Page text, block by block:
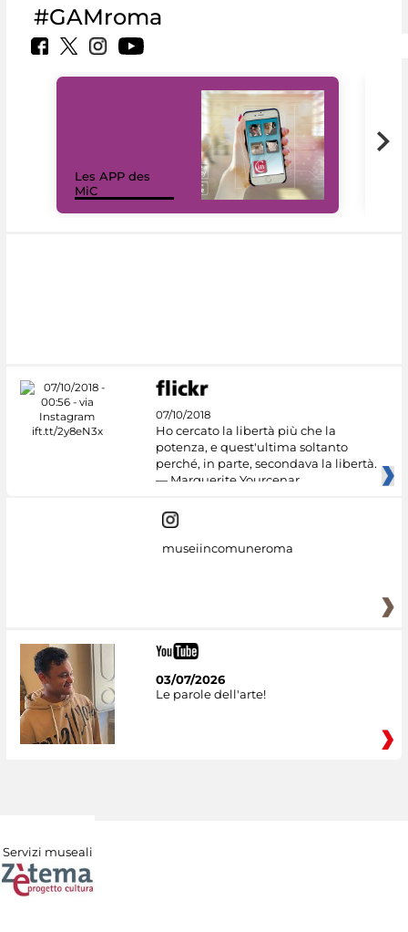
#GAMroma
Les APP des
MiC
07/10/2018
Ho cercato la libertà più che la
potenza, e quest'ultima soltanto
perché, in parte, secondava la libertà.
— Marguerite Yourcenar
museiincomuneroma
03/07/2026
Le parole dell'arte!
Servizi museali